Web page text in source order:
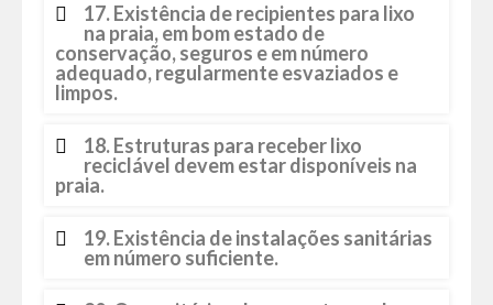
17. Existência de recipientes para lixo
na praia, em bom estado de
conservação, seguros e em número
adequado, regularmente esvaziados e
limpos.
18. Estruturas para receber lixo
reciclável devem estar disponíveis na
praia.
19. Existência de instalações sanitárias
em número suficiente.